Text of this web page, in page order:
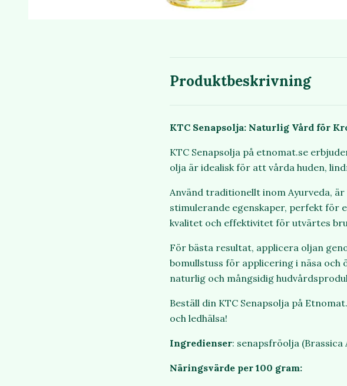
Produktbeskrivning
KTC Senapsolja: Naturlig Vård för
KTC Senapsolja på etnomat.se
olja är idealisk för att vårda huden,
Använd traditionellt inom Ayurveda,
stimulerande egenskaper, perfekt för
kvalitet och effektivitet för utvärtes
För bästa resultat, applicera oljan
bomullstuss för applicering i näsa och
naturlig och mångsidig
Beställ din KTC Senapsolja på
och ledhälsa!
Ingredienser: senapsfröolja (Brassica
Näringsvärde per 100 gram: